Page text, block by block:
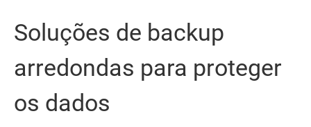
Soluções de backup
arredondas para proteger
os dados